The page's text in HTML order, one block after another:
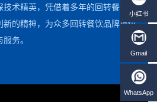
技术精英，凭借着多年的回转餐饮设
的精神，为众多回转餐饮品牌提供
务。